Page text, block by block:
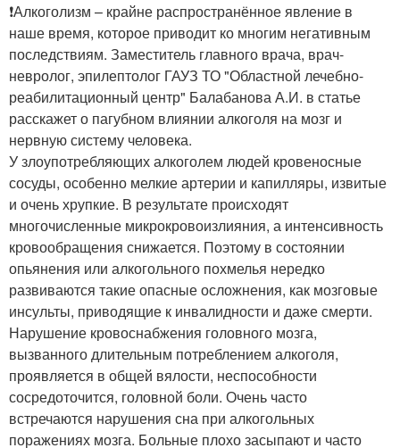
❗Алкоголизм – крайне распространённое явление в
наше время, которое приводит ко многим негативным
последствиям. Заместитель главного врача, врач-
невролог, эпилептолог ГАУЗ ТО "Областной лечебно-
реабилитационный центр" Балабанова А.И. в статье
расскажет о пагубном влиянии алкоголя на мозг и
нервную систему человека.
У злоупотребляющих алкоголем людей кровеносные
сосуды, особенно мелкие артерии и капилляры, извитые
и очень хрупкие. В результате происходят
многочисленные микрокровоизлияния, а интенсивность
кровообращения снижается. Поэтому в состоянии
опьянения или алкогольного похмелья нередко
развиваются такие опасные осложнения, как мозговые
инсульты, приводящие к инвалидности и даже смерти.
Нарушение кровоснабжения головного мозга,
вызванного длительным потреблением алкоголя,
проявляется в общей вялости, неспособности
сосредоточится, головной боли. Очень часто
встречаются нарушения сна при алкогольных
поражениях мозга. Больные плохо засыпают и часто